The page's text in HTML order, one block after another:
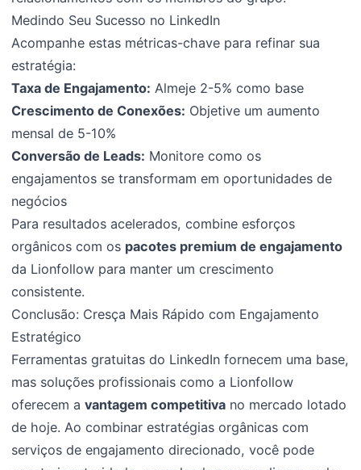
Medindo Seu Sucesso no LinkedIn
Acompanhe estas métricas-chave para refinar sua
estratégia:
Taxa de Engajamento: Almeje 2-5% como base
Crescimento de Conexões: Objetive um aumento
mensal de 5-10%
Conversão de Leads: Monitore como os
engajamentos se transformam em oportunidades de
negócios
Para resultados acelerados, combine esforços
orgânicos com os pacotes premium de engajamento
da Lionfollow para manter um crescimento
consistente.
Conclusão: Cresça Mais Rápido com Engajamento
Estratégico
Ferramentas gratuitas do LinkedIn fornecem uma base,
mas soluções profissionais como a Lionfollow
oferecem avantagem competitiva no mercado lotado
de hoje. Ao combinar estratégias orgânicas com
serviços de engajamento direcionado, você pode